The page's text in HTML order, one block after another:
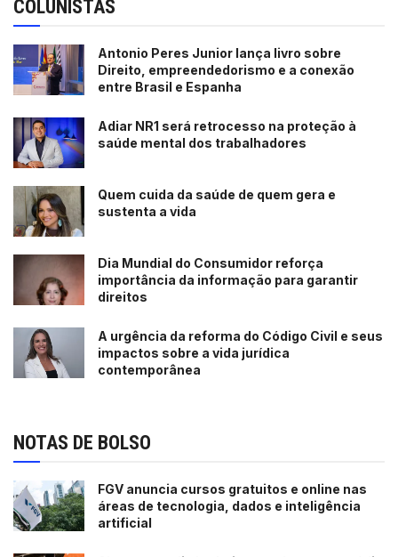
COLUNISTAS
Antonio Peres Junior lança livro sobre
Direito, empreendedorismo e a conexão
entre Brasil e Espanha
Adiar NR1 será retrocesso na proteção à
saúde mental dos trabalhadores
Quem cuida da saúde de quem gera e
sustenta a vida
Dia Mundial do Consumidor reforça
importância da informação para garantir
direitos
A urgência da reforma do Código Civil e seus
impactos sobre a vida jurídica
contemporânea
NOTAS DE BOLSO
FGV anuncia cursos gratuitos e online nas
áreas de tecnologia, dados e inteligência
artificial